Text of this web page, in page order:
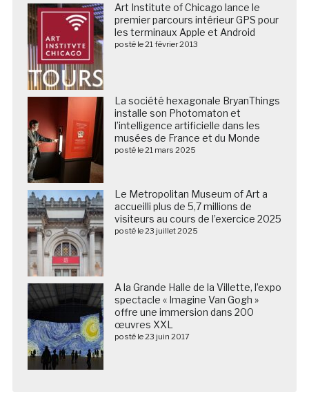
Art Institute of Chicago lance le
premier parcours intérieur GPS pour
les terminaux Apple et Android
posté le 21 février 2013
La société hexagonale BryanThings
installe son Photomaton et
l’intelligence artificielle dans les
musées de France et du Monde
posté le 21 mars 2025
Le Metropolitan Museum of Art a
accueilli plus de 5,7 millions de
visiteurs au cours de l’exercice 2025
posté le 23 juillet 2025
A la Grande Halle de la Villette, l’expo
spectacle « Imagine Van Gogh »
offre une immersion dans 200
œuvres XXL
posté le 23 juin 2017